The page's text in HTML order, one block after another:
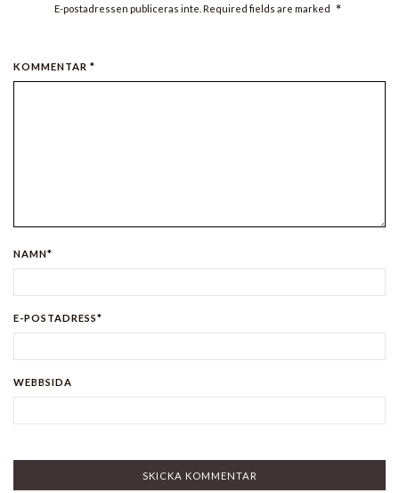
E-postadressen publiceras inte. Required fields are marked *
KOMMENTAR *
NAMN*
E-POSTADRESS*
WEBBSIDA